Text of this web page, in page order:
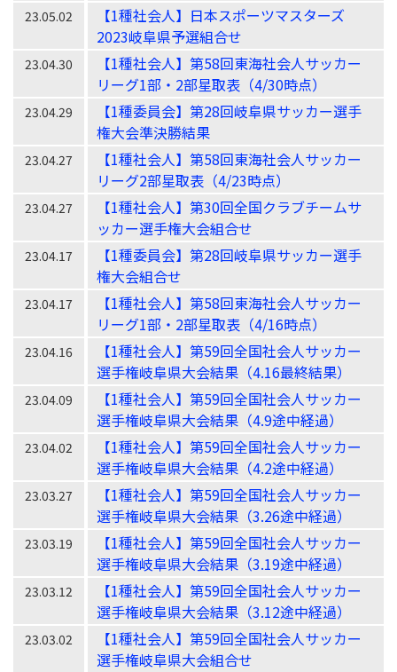
23.05.02
【1種社会人】日本スポーツマスターズ
2023岐阜県予選組合せ
23.04.30
【1種社会人】第58回東海社会人サッカー
リーグ1部・2部星取表（4/30時点）
23.04.29
【1種委員会】第28回岐阜県サッカー選手
権大会準決勝結果
23.04.27
【1種社会人】第58回東海社会人サッカー
リーグ2部星取表（4/23時点）
23.04.27
【1種社会人】第30回全国クラブチームサ
ッカー選手権大会組合せ
23.04.17
【1種委員会】第28回岐阜県サッカー選手
権大会組合せ
23.04.17
【1種社会人】第58回東海社会人サッカー
リーグ1部・2部星取表（4/16時点）
23.04.16
【1種社会人】第59回全国社会人サッカー
選手権岐阜県大会結果（4.16最終結果）
23.04.09
【1種社会人】第59回全国社会人サッカー
選手権岐阜県大会結果（4.9途中経過）
23.04.02
【1種社会人】第59回全国社会人サッカー
選手権岐阜県大会結果（4.2途中経過）
23.03.27
【1種社会人】第59回全国社会人サッカー
選手権岐阜県大会結果（3.26途中経過）
23.03.19
【1種社会人】第59回全国社会人サッカー
選手権岐阜県大会結果（3.19途中経過）
23.03.12
【1種社会人】第59回全国社会人サッカー
選手権岐阜県大会結果（3.12途中経過）
23.03.02
【1種社会人】第59回全国社会人サッカー
選手権岐阜県大会組合せ